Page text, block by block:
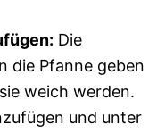
Die
die Pfanne geben
weich werden.
und unter